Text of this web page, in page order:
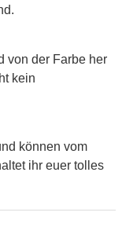
von der Farbe her
kein
können vom
ihr euer tolles